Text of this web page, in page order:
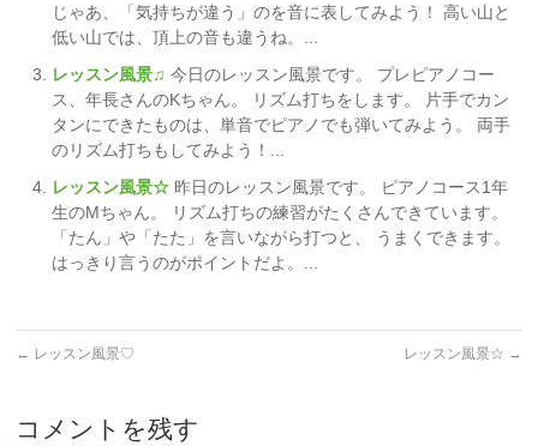
じゃあ、「気持ちが違う」のを音に表してみよう！ 高い山と
低い山では、頂上の音も違うね。...
レッスン風景♫今日のレッスン風景です。 プレピアノコー
ス、年長さんのKちゃん。 リズム打ちをします。 片手でカン
タンにできたものは、単音でピアノでも弾いてみよう。 両手
のリズム打ちもしてみよう！...
レッスン風景☆ 昨日のレッスン風景です。 ピアノコース1年
生のMちゃん。 リズム打ちの練習がたくさんできています。
「たん」や「たた」を言いながら打つと、 うまくできます。
はっきり言うのがポイントだよ。...
← レッスン風景♡ レッスン風景☆ →
コメントを残す